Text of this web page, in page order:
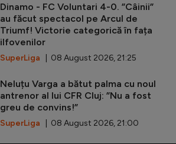
Dinamo - FC Voluntari 4-0. ”Câinii”
au făcut spectacol pe Arcul de
Triumf! Victorie categorică în fața
ilfovenilor
SuperLiga | 08 August 2026, 21:25
Neluțu Varga a bătut palma cu noul
antrenor al lui CFR Cluj: ”Nu a fost
greu de convins!”
SuperLiga | 08 August 2026, 21:00